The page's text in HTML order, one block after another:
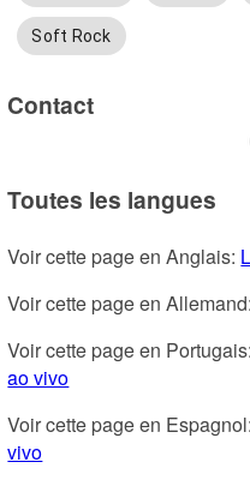
Soft Rock
Contact
Toutes les langues
Voir cette page en Anglais:
Voir cette page en Allemand:
Voir cette page en Portugais:
ao vivo
Voir cette page en Espagnol:
vivo